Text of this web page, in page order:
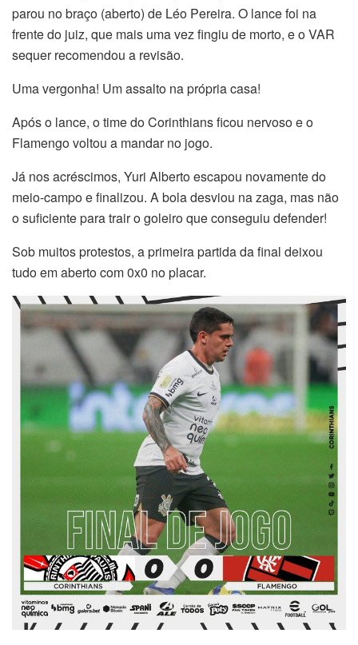
parou no braço (aberto) de Léo Pereira. O lance foi na
frente do juiz, que mais uma vez fingiu de morto, e o VAR
sequer recomendou a revisão.
Uma vergonha! Um assalto na própria casa!
Após o lance, o time do Corinthians ficou nervoso e o
Flamengo voltou a mandar no jogo.
Já nos acréscimos, Yuri Alberto escapou novamente do
meio-campo e finalizou. A bola desviou na zaga, mas não
o suficiente para trair o goleiro que conseguiu defender!
Sob muitos protestos, a primeira partida da final deixou
tudo em aberto com 0x0 no placar.